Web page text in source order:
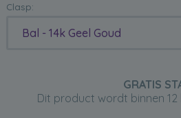
Clasp:
Bal - 14k Geel Goud
GRATIS
Dit product wordt binnen